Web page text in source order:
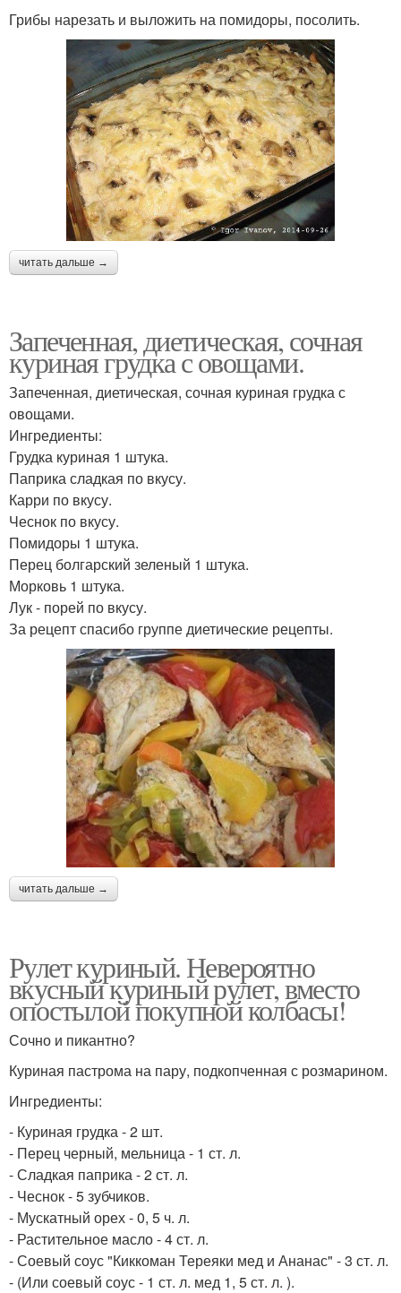
Грибы нарезать и выложить на помидоры, посолить.
читать дальше →
Запеченная, диетическая, сочная
куриная грудка с овощами.
Запеченная, диетическая, сочная куриная грудка с
овощами.
Ингредиенты:
Грудка куриная 1 штука.
Паприка сладкая по вкусу.
Карри по вкусу.
Чеснок по вкусу.
Помидоры 1 штука.
Перец болгарский зеленый 1 штука.
Морковь 1 штука.
Лук - порей по вкусу.
За рецепт спасибо группе диетические рецепты.
читать дальше →
Рулет куриный. Невероятно
вкусный куриный рулет, вместо
опостылой покупной колбасы!
Сочно и пикантно?
Куриная пастрома на пару, подкопченная с розмарином.
Ингредиенты:
- Куриная грудка - 2 шт.
- Перец черный, мельница - 1 ст. л.
- Сладкая паприка - 2 ст. л.
- Чеснок - 5 зубчиков.
- Мускатный орех - 0, 5 ч. л.
- Растительное масло - 4 ст. л.
- Соевый соус "Киккоман Тереяки мед и Ананас" - 3 ст. л.
- (Или соевый соус - 1 ст. л. мед 1, 5 ст. л. ).